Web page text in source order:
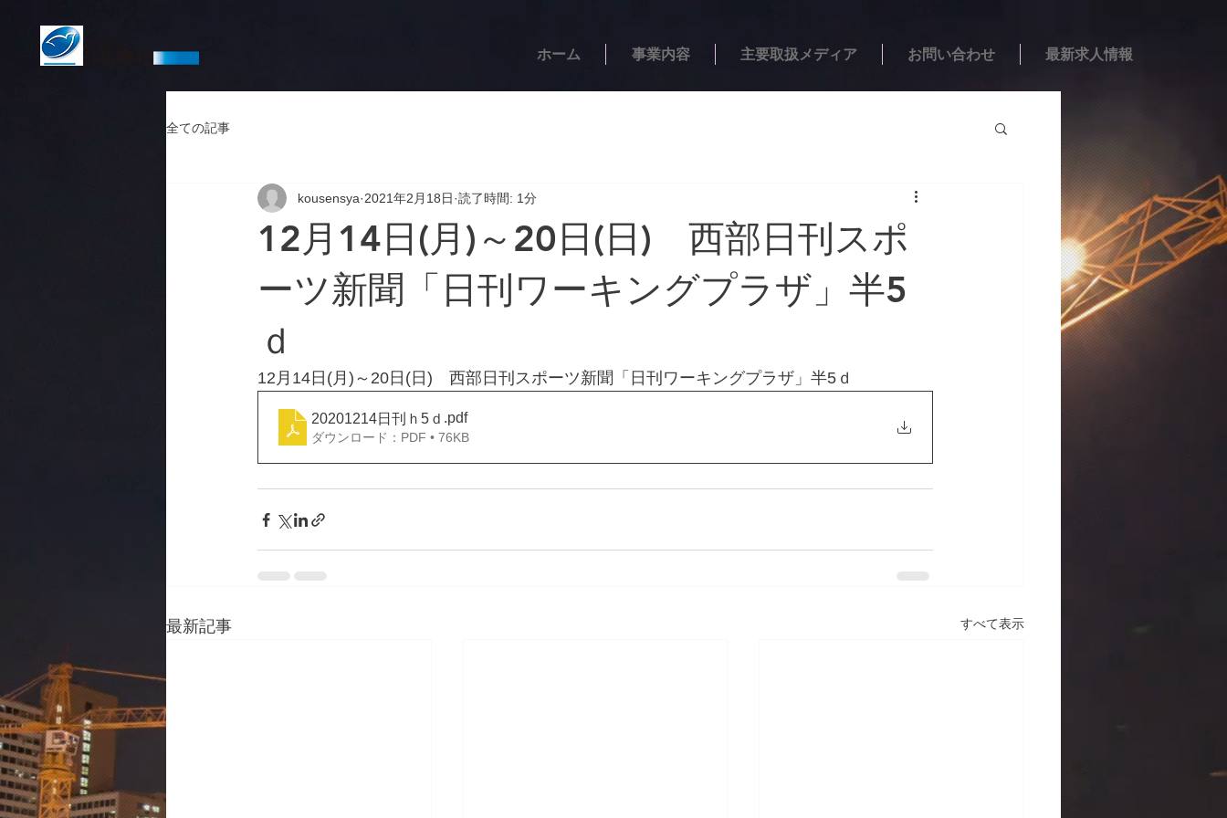
ホーム 事業内容 主要取扱メディア お問い合わせ 最新求人情報
全ての記事
12月14日(月)～20日(日) 西部日刊スポ
ーツ新聞「日刊ワーキングプラザ」半5
ｄ
kousensya 2021年2月18日 読了時間: 1分
12月14日(月)～20日(日)　西部日刊スポーツ新聞「日刊ワーキングプラザ」半5ｄ
20201214日刊ｈ5ｄ .pdf
ダウンロード：PDF • 76KB
最新記事 すべて表示